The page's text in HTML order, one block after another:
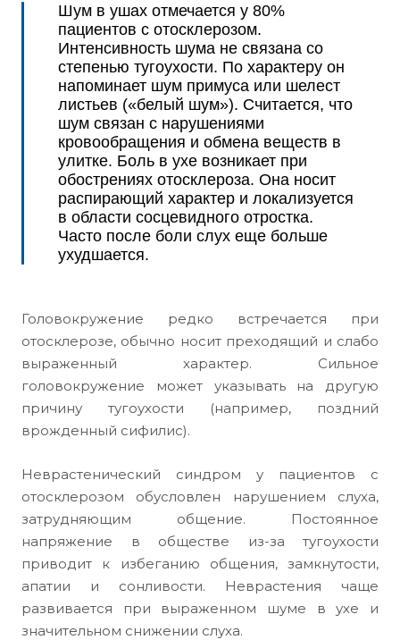
Шум в ушах отмечается у 80%
пациентов с отосклерозом.
Интенсивность шума не связана со
степенью тугоухости. По характеру он
напоминает шум примуса или шелест
листьев («белый шум»). Считается, что
шум связан с нарушениями
кровообращения и обмена веществ в
улитке. Боль в ухе возникает при
обострениях отосклероза. Она носит
распирающий характер и локализуется
в области сосцевидного отростка.
Часто после боли слух еще больше
ухудшается.
Головокружение редко встречается при
отосклерозе, обычно носит преходящий и слабо
выраженный характер. Сильное
головокружение может указывать на другую
причину тугоухости (например, поздний
врожденный сифилис).
Неврастенический синдром у пациентов с
отосклерозом обусловлен нарушением слуха,
затрудняющим общение. Постоянное
напряжение в обществе из-за тугоухости
приводит к избеганию общения, замкнутости,
апатии и сонливости. Неврастения чаще
развивается при выраженном шуме в ухе и
значительном снижении слуха.